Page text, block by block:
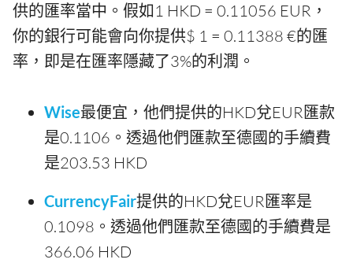
供的匯率當中。假如1 HKD = 0.11056 EUR，
你的銀行可能會向你提供$ 1 = 0.11388 €的匯
率，即是在匯率隱藏了3%的利潤。
Wise最便宜，他們提供的HKD兌EUR匯款
是0.1106。透過他們匯款至德國的手續費
是203.53 HKD
CurrencyFair提供的HKD兌EUR匯率是
0.1098。透過他們匯款至德國的手續費是
366.06 HKD